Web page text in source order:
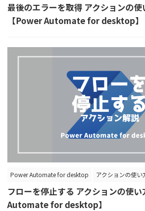
最後のエラーを取得 アクションの
【Power Automate for desktop】
Power Automate for desktop アクションの使い
フローを停止する アクションの使
Automate for desktop】